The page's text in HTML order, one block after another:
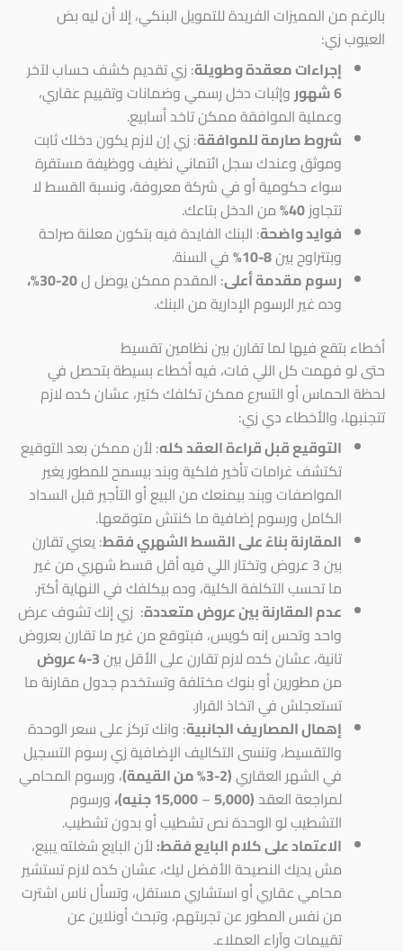
بالرغم من المميزات الفريدة للتمويل البنكي، إلا أن ليه بض
العيوب زي:
إجراءات معقدة وطويلة: زي تقديم كشف حساب لآخر
6 شهور
وإثبات دخل رسمي وضمانات وتقييم عقاري،
وعملية الموافقة ممكن تاخد أسابيع.
شروط صارمة للموافقة: زي إن لازم يكون دخلك ثابت
وموثق وعندك سجل ائتماني نظيف ووظيفة مستقرة
سواء حكومية أو في شركة معروفة، ونسبة القسط لا
تتجاوز40% من الدخل بتاعك.
فوايد واضحة: البنك الفايدة فيه بتكون معلنة صراحة
وبتتراوح بين8-10%
في السنة.
رسوم مقدمة أعلى: المقدم ممكن يوصل ل20-30%،
وده غير الرسوم الإدارية من البنك.
أخطاء بتقع فيها لما تقارن بين نظامين تقسيط
حتى لو فهمت كل اللي فات، فيه أخطاء بسيطة بتحصل في
لحظة الحماس أو التسرع ممكن تكلفك كتير، عشان كده لازم
تتجنبها، والأخطاء دي زي:
التوقيع قبل قراءة العقد كله: لأن ممكن بعد التوقيع
تكتشف غرامات تأخير فلكية وبند بيسمح للمطور يغير
المواصفات وبند بيمنعك من البيع أو التأجير قبل السداد
الكامل ورسوم إضافية ما كنتش متوقعها.
المقارنة بناءً على القسط الشهري فقط: يعني تقارن
بين 3 عروض وتختار اللي فيه أقل قسط شهري من غير
ما تحسب التكلفة الكلية، وده بيكلفك في النهاية أكتر.
عدم المقارنة بين عروض متعددة: زي إنك تشوف عرض
واحد وتحس إنه كويس، فبتوقع من غير ما تقارن بعروض
تانية، عشان كده لازم تقارن على الأقل بين3-4 عروض
من مطورين أو بنوك مختلفة وتستخدم جدول مقارنة ما
تستعجلش في اتخاذ القرار.
إهمال المصاريف الجانبية: وانك تركز على سعر الوحدة
والتقسيط، وتنسى التكاليف الإضافية زي رسوم التسجيل
في الشهر العقاري(2-3% من القيمة)
، ورسوم المحامي
لمراجعة العقد(5,000
–15,000 جنيه)،
ورسوم
التشطيب لو الوحدة نص تشطيب أو بدون تشطيب.
الاعتماد على كلام البايع فقط: لأن البايع شغلته يبيع،
مش يديك النصيحة الأفضل ليك، عشان كده لازم تستشير
محامي عقاري أو استشاري مستقل، وتسأل ناس اشترت
من نفس المطور عن تجربتهم، وتبحث أونلاين عن
تقييمات وآراء العملاء.